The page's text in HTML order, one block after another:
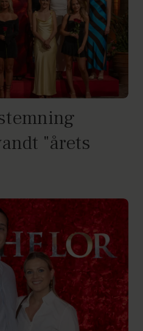
"årets